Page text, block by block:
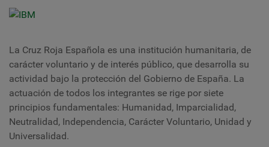
La Cruz Roja Española es una institución humanitaria, de
carácter voluntario y de interés público, que desarrolla su
actividad bajo la protección del Gobierno de España. La
actuación de todos los integrantes se rige por siete
principios fundamentales: Humanidad, Imparcialidad,
Neutralidad, Independencia, Carácter Voluntario, Unidad y
Universalidad.